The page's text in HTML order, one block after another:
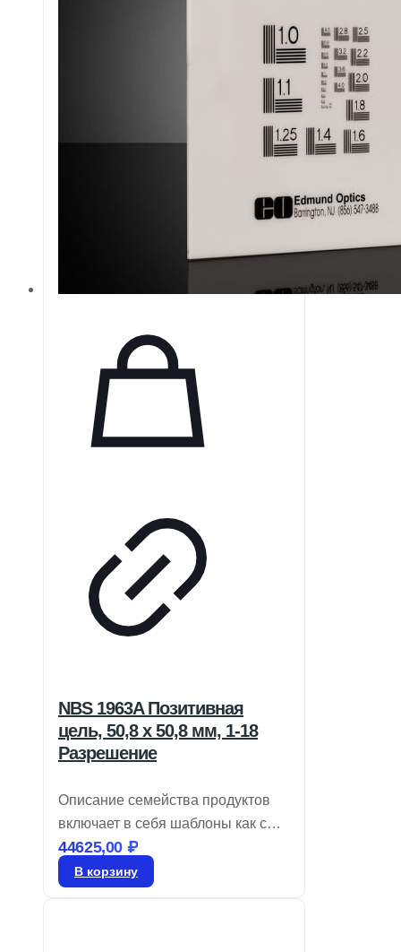
NBS 1963A Позитивная
цель, 50,8 x 50,8 мм, 1-18
Разрешение
Описание семейства продуктов
включает в себя шаблоны как с
положительными, так и с
отрицательными изображениями,
44625,00 ₽
В корзину